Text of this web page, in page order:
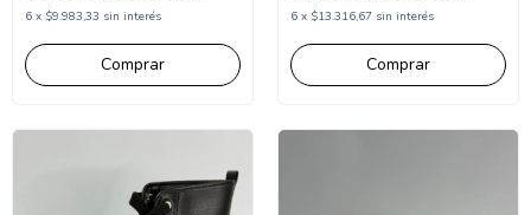
6 x $9.983,33 sin interés
Comprar
6 x $13.316,67 sin interés
Comprar